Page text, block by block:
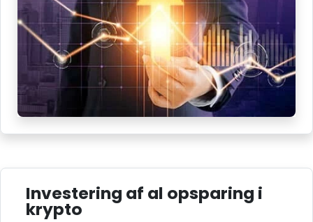
Investering af al opsparing i
krypto